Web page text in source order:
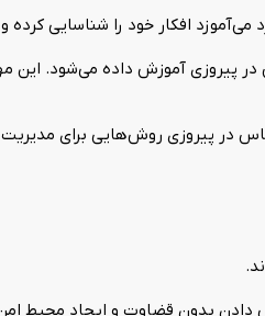
افکار خود را شناسایی کرده
پیروزی آموزش داده می‌شود. این
در پیروزی روش‌هایی برای
بدون قضاوت و ایجاد محیط